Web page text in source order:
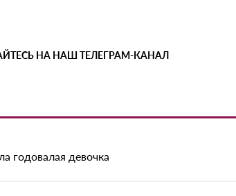
НА НАШ ТЕЛЕГРАМ-КАНАЛ
годовалая девочка